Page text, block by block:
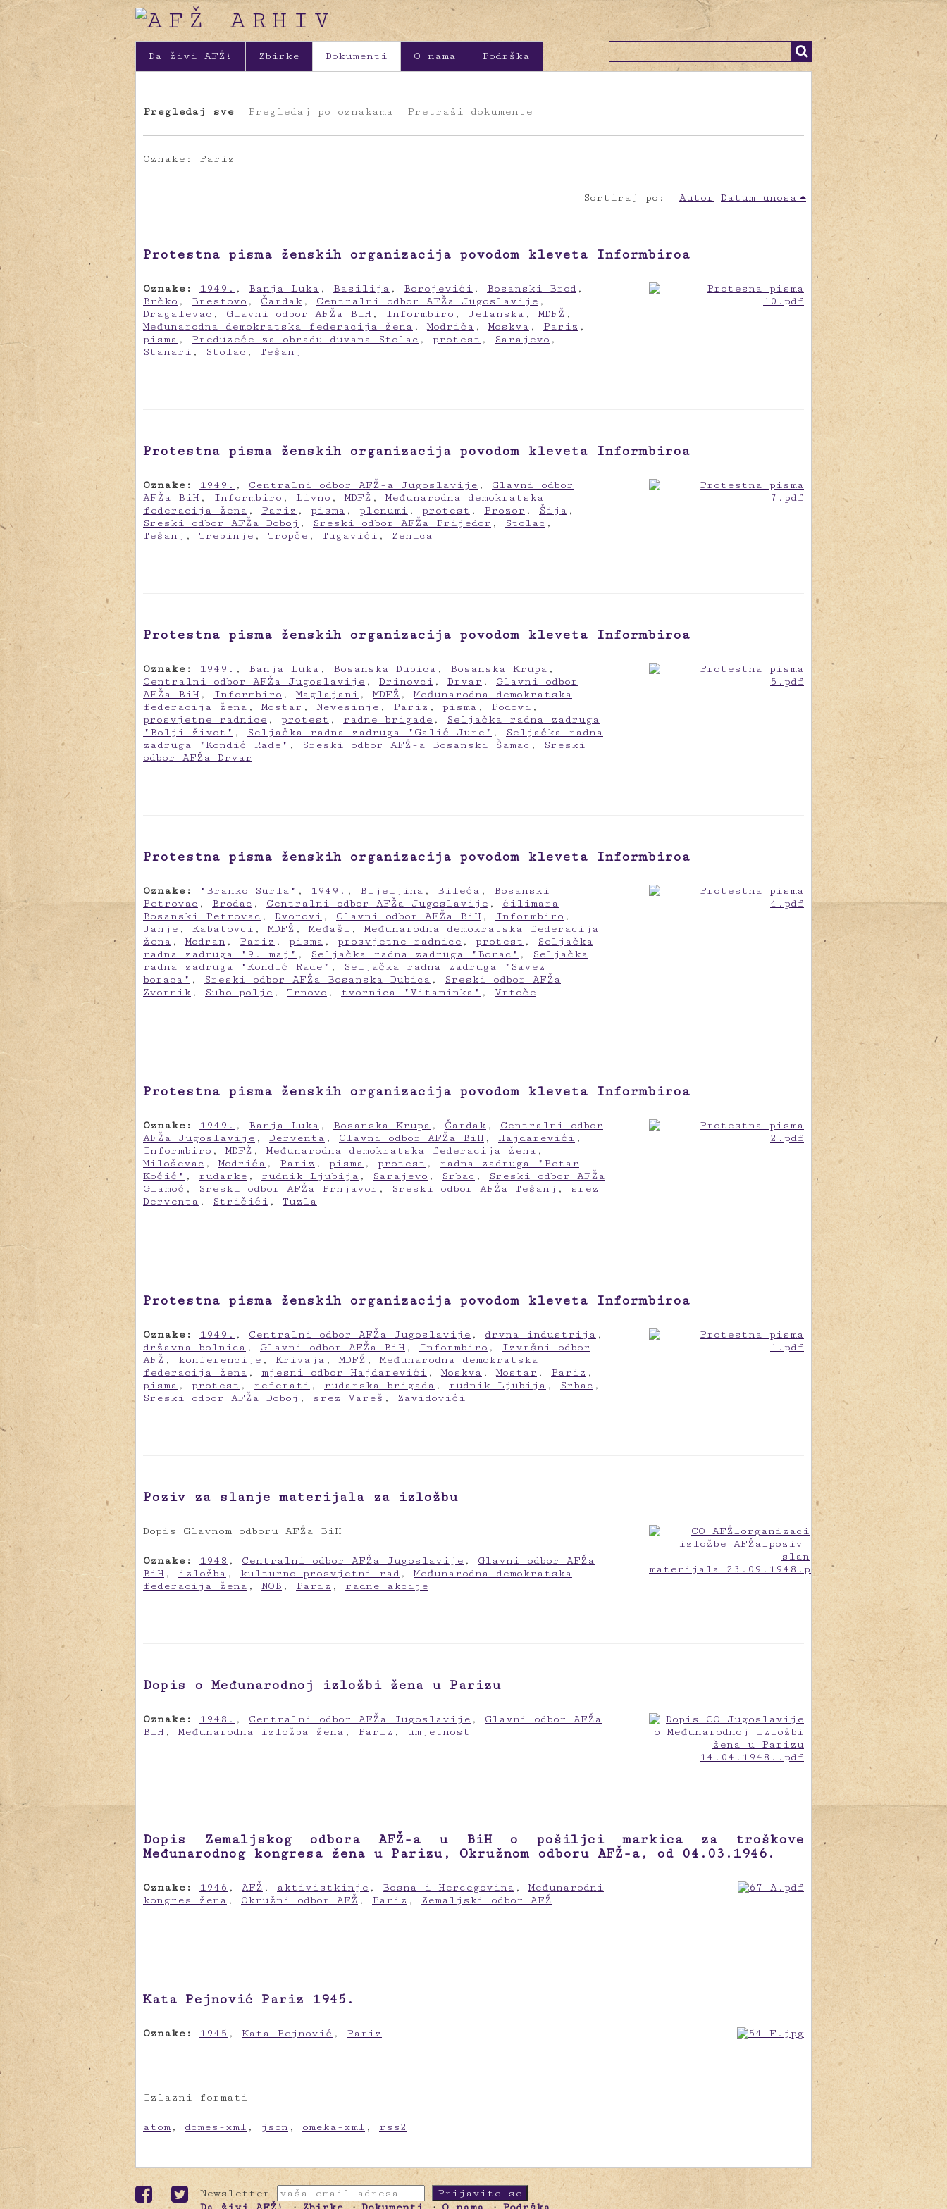
Da živi AFŽ! Zbirke Dokumenti O nama Podrška
Pregledaj sve Pregledaj po oznakama Pretraži dokumente
Oznake: Pariz
Sortiraj po: Autor Datum unosa
Protestna pisma ženskih organizacija povodom kleveta Informbiroa
Oznake: 1949. , Banja Luka , Basilija , Borojevići , Bosanski Brod ,
Brčko , Brestovo , Čardak , Centralni odbor AFŽa Jugoslavije ,
Dragalevac , Glavni odbor AFŽa BiH , Informbiro , Jelanska ,MDFŽ ,
Međunarodna demokratska federacija žena ,Modriča ,Moskva , Pariz ,
pisma , Preduzeće za obradu duvana Stolac , protest , Sarajevo ,
Stanari , Stolac , Tešanj
Protestna pisma ženskih organizacija povodom kleveta Informbiroa
Oznake: 1949. , Centralni odbor AFŽ-a Jugoslavije , Glavni odbor
AFŽa BiH , Informbiro , Livno ,MDFŽ ,Međunarodna demokratska
federacija žena , Pariz , pisma , plenumi , protest , Prozor , Šija ,
Sreski odbor AFŽa Doboj , Sreski odbor AFŽa Prijedor , Stolac ,
Tešanj , Trebinje , Tropče , Tugavići , Zenica
Protestna pisma ženskih organizacija povodom kleveta Informbiroa
Oznake: 1949. , Banja Luka , Bosanska Dubica , Bosanska Krupa ,
Centralni odbor AFŽa Jugoslavije , Drinovci , Drvar , Glavni odbor
AFŽa BiH , Informbiro ,Maglajani ,MDFŽ ,Međunarodna demokratska
federacija žena ,Mostar , Nevesinje , Pariz , pisma , Podovi ,
prosvjetne radnice , protest , radne brigade ,
Seljačka radna zadruga
"Bolji život" , Seljačka radna zadruga "Galić Jure" ,
Seljačka radna
zadruga "Kondić Rade" , Sreski odbor AFŽ-a Bosanski Šamac ,
Sreski
odbor AFŽa Drvar
Protestna pisma ženskih organizacija povodom kleveta Informbiroa
Oznake: "Branko Surla" , 1949. , Bijeljina , Bileća , Bosanski
Petrovac , Brodac , Centralni odbor AFŽa Jugoslavije , ćilimara
Bosanski Petrovac , Dvorovi , Glavni odbor AFŽa BiH , Informbiro ,
Janje , Kabatovci ,MDFŽ ,Međaši ,Međunarodna demokratska federacija
žena ,Modran , Pariz , pisma , prosvjetne radnice , protest ,
Seljačka
radna zadruga "9. maj" , Seljačka radna zadruga "Borac" ,
Seljačka
radna zadruga "Kondić Rade" ,
Seljačka radna zadruga "Savez
boraca" , Sreski odbor AFŽa Bosanska Dubica ,
Sreski odbor AFŽa
Zvornik , Suho polje , Trnovo , tvornica "Vitaminka" , Vrtoče
Protestna pisma ženskih organizacija povodom kleveta Informbiroa
Oznake: 1949. , Banja Luka , Bosanska Krupa , Čardak , Centralni odbor
AFŽa Jugoslavije , Derventa , Glavni odbor AFŽa BiH , Hajdarevići ,
Informbiro ,MDFŽ ,Međunarodna demokratska federacija žena ,
Miloševac ,Modriča , Pariz , pisma , protest , radna zadruga "Petar
Kočić" , rudarke , rudnik Ljubija , Sarajevo , Srbac ,
Sreski odbor AFŽa
Glamoč , Sreski odbor AFŽa Prnjavor , Sreski odbor AFŽa Tešanj ,
srez
Derventa , Stričići , Tuzla
Protestna pisma ženskih organizacija povodom kleveta Informbiroa
Oznake: 1949. , Centralni odbor AFŽa Jugoslavije , drvna industrija ,
državna bolnica , Glavni odbor AFŽa BiH , Informbiro ,
Izvršni odbor
AFŽ , konferencije , Krivaja ,MDFŽ ,Međunarodna demokratska
federacija žena , mjesni odbor Hajdarevići ,Moskva ,Mostar , Pariz ,
pisma , protest , referati , rudarska brigada , rudnik Ljubija , Srbac ,
Sreski odbor AFŽa Doboj , srez Vareš , Zavidovići
Poziv za slanje materijala za izložbu
Dopis Glavnom odboru AFŽa BiH
Oznake: 1948 , Centralni odbor AFŽa Jugoslavije , Glavni odbor AFŽa
BiH , izložba , kulturno-prosvjetni rad ,Međunarodna demokratska
federacija žena , NOB , Pariz , radne akcije
Dopis o Međunarodnoj izložbi žena u Parizu
Oznake: 1948. , Centralni odbor AFŽa Jugoslavije , Glavni odbor AFŽa
BiH ,Međunarodna izložba žena , Pariz , umjetnost
Dopis Zemaljskog odbora AFŽ-a u BiH o pošiljci markica za troškove
Međunarodnog kongresa žena u Parizu, Okružnom odboru AFŽ-a, od 04.03.1946.
Oznake: 1946 , AFŽ , aktivistkinje , Bosna i Hercegovina ,Međunarodni
kongres žena , Okružni odbor AFŽ , Pariz , Zemaljski odbor AFŽ
Kata Pejnović Pariz 1945.
Oznake: 1945 , Kata Pejnović , Pariz
Izlazni formati
atom , dcmes-xml , json , omeka-xml , rss2
Newsletter